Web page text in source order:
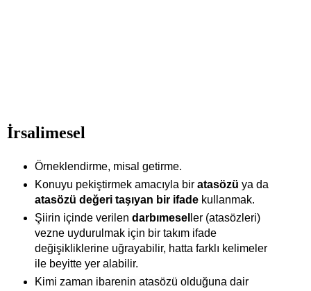
İrsalimesel
Örneklendirme, misal getirme.
Konuyu pekiştirmek amacıyla bir atasözü ya da
atasözü değeri taşıyan bir ifadekullanmak.
Şiirin içinde verilen darbımesel ler (atasözleri)
vezne uydurulmak için bir takım ifade
değişikliklerine uğrayabilir, hatta farklı kelimeler
ile beyitte yer alabilir.
Kimi zaman ibarenin atasözü olduğuna dair